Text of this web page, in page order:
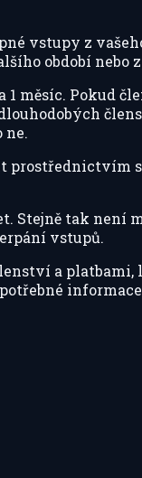
vstupy z
období nebo
měsíc. Pokud
ne.
prostřednictvím
Stejně tak není
vstupů.
a